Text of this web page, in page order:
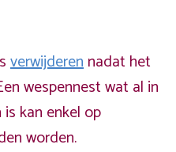
verwijderennadat het
wespennest wat al in
kan enkel op
worden.